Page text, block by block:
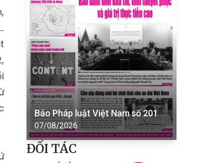
Báo Pháp luật Việt Nam số 201
07/08/2026
ĐỐI TÁC